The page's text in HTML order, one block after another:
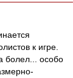
к игре.
болел... особо